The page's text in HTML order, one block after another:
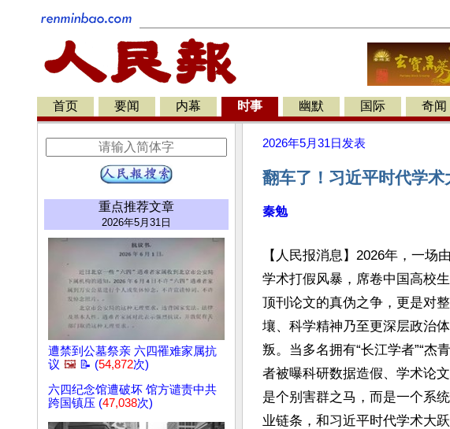
首页 要闻 内幕 时事 幽默 国际 奇闻
重点推荐文章
2026年5月31日
遭禁到公墓祭亲 六四罹难家属抗
议 🖼️ 📝 (54,872次)
六四纪念馆遭破坏 馆方谴责中共
跨国镇压 (47,038次)
2026年5月31日 发表
翻车了！习近平时代学术
秦勉
【人民报消息】2026年，一场
学术打假风暴，席卷中国高校
顶刊论文的真伪之争，更是对
壤、科学精神乃至更深层政治
叛。当多名拥有“长江学者”“杰
者被曝科研数据造假、学术论
是个别害群之马，而是一个系
业链条，和习近平时代学术大跃